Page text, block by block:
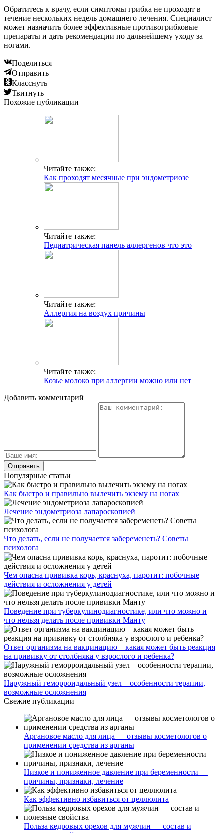
Обратитесь к врачу, если симптомы грибка не проходят в
течение нескольких недель домашнего лечения. Специалист
может назначить более эффективные противогрибковые
препараты и дать рекомендации по дальнейшему уходу за
ногами.
Поделиться
Отправить
Класснуть
Твитнуть
Похожие публикации
Читайте также:
Как проходят месячные при эндометриозе
Читайте также:
Педиатрическая панель аллергенов что это
Читайте также:
Аллергия на воздух причины
Читайте также:
Козье молоко при аллергии можно или нет
Добавить комментарий
Популярные статьи
Как быстро и правильно вылечить экзему на ногах
Лечение эндометриоза лапароскопией
Что делать, если не получается забеременеть? Советы
психолога
Чем опасна прививка корь, краснуха, паротит: побочные
действия и осложнения у детей
Поведение при туберкулинодиагностике, или что можно и
что нельзя делать после прививки Манту
Ответ организма на вакцинацию – какая может быть реакция
на прививку от столбняка у взрослого и ребенка?
Наружный геморроидальный узел – особенности терапии,
возможные осложнения
Свежие публикации
Аргановое масло для лица — отзывы косметологов о
применении средства из арганы
Низкое и пониженное давление при беременности —
причины, признаки, лечение
Как эффективно избавиться от целлюлита
Польза кедровых орехов для мужчин — состав и